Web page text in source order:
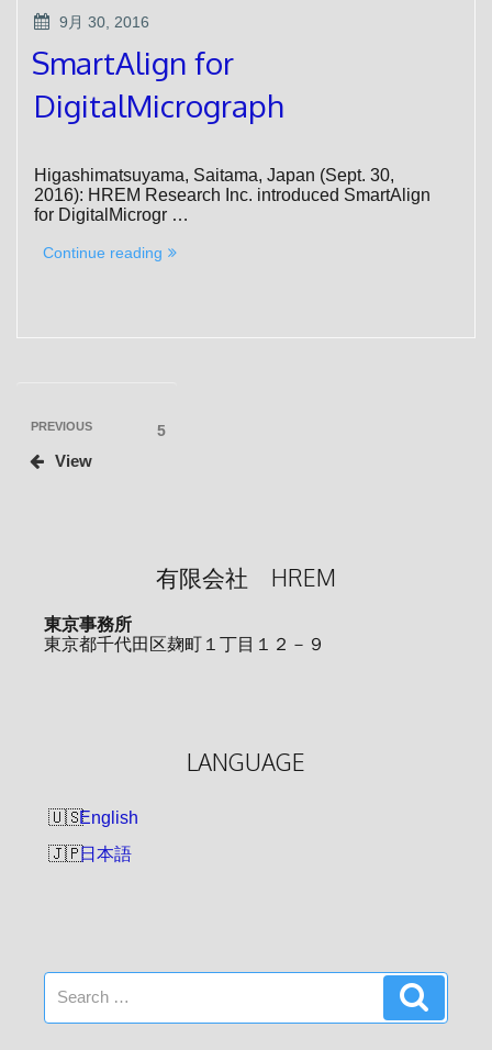
POSTED
9月 30, 2016
SmartAlign for
DigitalMicrograph
Higashimatsuyama, Saitama, Japan (Sept. 30,
2016): HREM Research Inc. introduced SmartAlign
for DigitalMicrogr …
Continue reading “SmartAlign
投
稿
Previous
Post
PREVIOUS
View
Page5
有限会社 HREM
東京事務所
東京都千代田区麹町１丁目１２－９
LANGUAGE
English
日本語
Search
for: